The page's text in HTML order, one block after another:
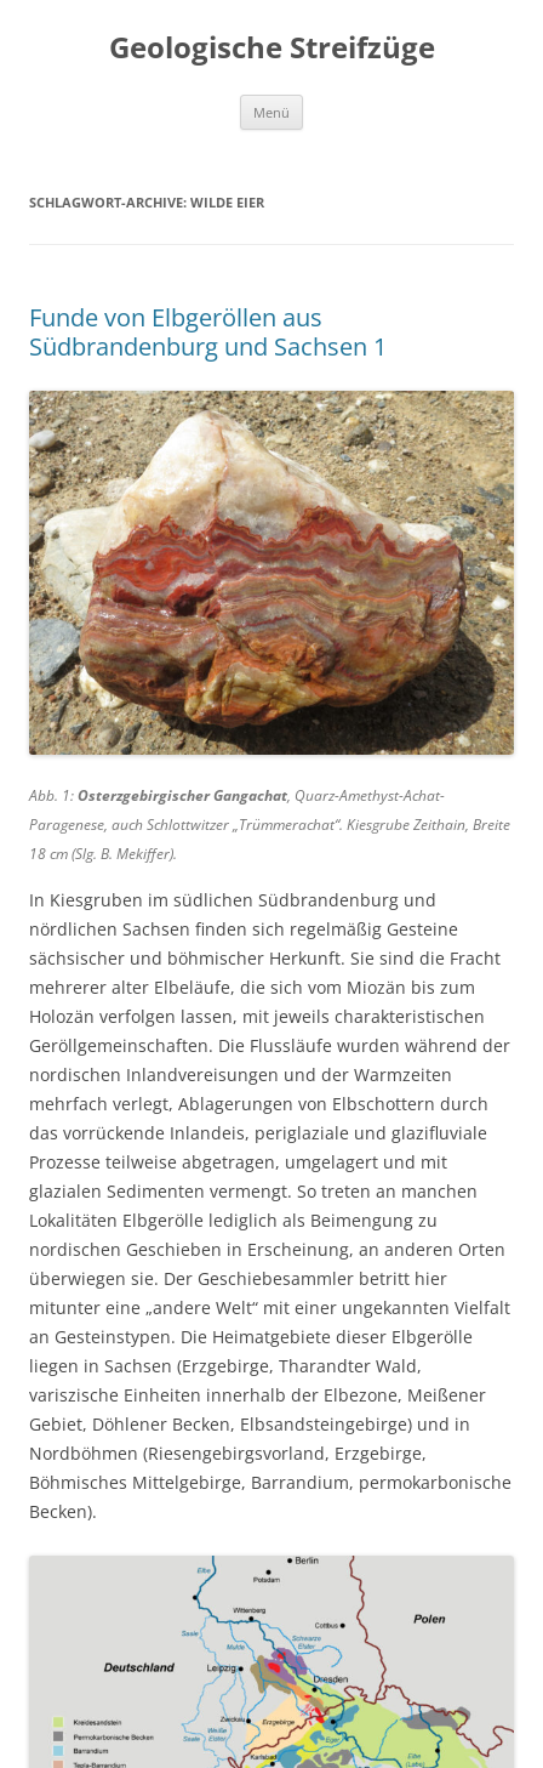
Geologische Streifzüge
Menü
SCHLAGWORT-ARCHIVE: WILDE EIER
Funde von Elbgeröllen aus
Südbrandenburg und Sachsen 1
Abb. 1:Osterzgebirgischer Gangachat, Quarz-Amethyst-Achat-
Paragenese, auch Schlottwitzer „Trümmerachat“. Kiesgrube Zeithain, Breite
18 cm (Slg. B. Mekiffer).
In Kiesgruben im südlichen Südbrandenburg und
nördlichen Sachsen finden sich regelmäßig Gesteine
sächsischer und böhmischer Herkunft. Sie sind die Fracht
mehrerer alter Elbeläufe, die sich vom Miozän bis zum
Holozän verfolgen lassen, mit jeweils charakteristischen
Geröllgemeinschaften. Die Flussläufe wurden während der
nordischen Inlandvereisungen und der Warmzeiten
mehrfach verlegt, Ablagerungen von Elbschottern durch
das vorrückende Inlandeis, periglaziale und glazifluviale
Prozesse teilweise abgetragen, umgelagert und mit
glazialen Sedimenten vermengt. So treten an manchen
Lokalitäten Elbgerölle lediglich als Beimengung zu
nordischen Geschieben in Erscheinung, an anderen Orten
überwiegen sie. Der Geschiebesammler betritt hier
mitunter eine „andere Welt“ mit einer ungekannten Vielfalt
an Gesteinstypen. Die Heimatgebiete dieser Elbgerölle
liegen in Sachsen (Erzgebirge, Tharandter Wald,
variszische Einheiten innerhalb der Elbezone, Meißener
Gebiet, Döhlener Becken, Elbsandsteingebirge) und in
Nordböhmen (Riesengebirgsvorland, Erzgebirge,
Böhmisches Mittelgebirge, Barrandium, permokarbonische
Becken).